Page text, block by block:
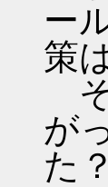
ー
策
そ
が
た